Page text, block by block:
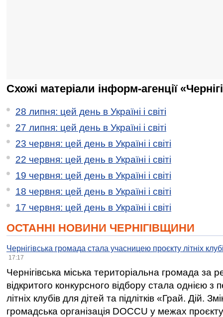
Схожі матеріали інформ-агенції
28 липня: цей день в Україні і світі
27 липня: цей день в Україні і світі
23 червня: цей день в Україні і світі
22 червня: цей день в Україні і світі
19 червня: цей день в Україні і світі
18 червня: цей день в Україні і світі
17 червня: цей день в Україні і світі
ОСТАННІ НОВИНИ ЧЕРНІГІВЩИНИ
Чернігівська громада стала учасницею проєкту літніх
17:17
Чернігівська міська територіальна громада за
відкритого конкурсного відбору стала однією
літніх клубів для дітей та підлітків «Грай. Дій.
громадська організація DOCCU у межах